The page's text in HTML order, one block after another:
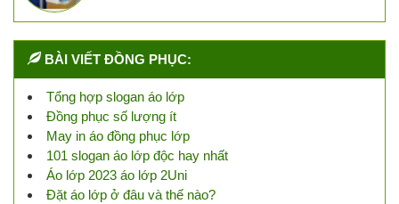
BÀI VIẾT ĐỒNG PHỤC:
Tổng hợp slogan áo lớp
Đồng phục số lượng ít
May in áo đồng phục lớp
101 slogan áo lớp độc hay nhất
Áo lớp 2023 áo lớp 2Uni
Đặt áo lớp ở đâu và thế nào?